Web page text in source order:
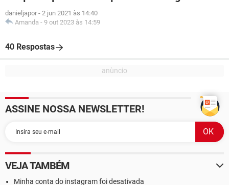
danieljapor - 2 jun 2021 às 14:40
Amanda - 9 out 2023 às 14:59
40 Respostas
ASSINE NOSSA NEWSLETTER!
VEJA TAMBÉM
Minha conta do instagram foi desativada